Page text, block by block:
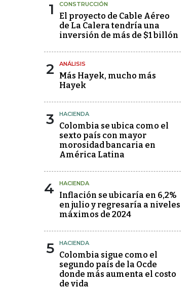
1 CONSTRUCCIÓN
El proyecto de Cable Aéreo
de La Calera tendría una
inversión de más de $1 billón
2 ANÁLISIS
Más Hayek, mucho más
Hayek
3 HACIENDA
Colombia se ubica como el
sexto país con mayor
morosidad bancaria en
América Latina
4 HACIENDA
Inflación se ubicaría en 6,2%
en julio y regresaría a niveles
máximos de 2024
5 HACIENDA
Colombia sigue como el
segundo país de la Ocde
donde más aumenta el costo
de vida